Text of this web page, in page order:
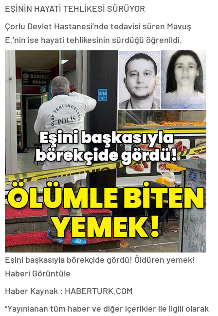
EŞİNİN HAYATİ TEHLİKESİ SÜRÜYOR
Çorlu Devlet Hastanesi’nde tedavisi süren Mavuş
E.’nin ise hayati tehlikesinin sürdüğü öğrenildi.
Eşini başkasıyla börekçide gördü! Öldüren yemek!
Haberi Görüntüle
Haber Kaynak : HABERTURK.COM
“Yayınlanan tüm haber ve diğer içerikler ile ilgili olarak